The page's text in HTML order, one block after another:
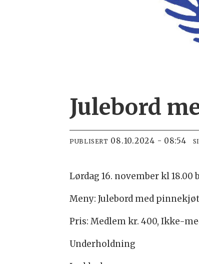
Julebord
PUBLISERT 08.10.2024 - 08:54
Lørdag 16. november kl
Meny: Julebord med
Pris: Medlem kr. 400, Ikke-
Underholdning